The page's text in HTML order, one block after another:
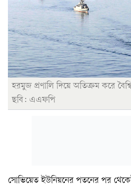
হরমুজ প্রণালি দিয়ে অতিক্রম করে
ছবি: এএফপি
সোভিয়েত ইউনিয়নের পতনের পর থেকেই